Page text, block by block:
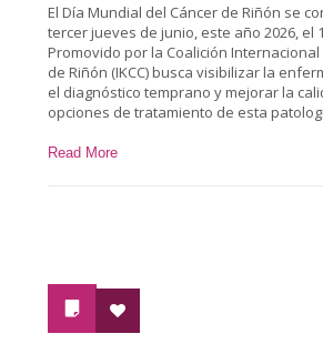
El Día Mundial del Cáncer de Riñón se
tercer jueves de junio, este año 2026, el
Promovido por la Coalición
de Riñón (IKCC) busca visibilizar la
el diagnóstico temprano y mejorar la
opciones de tratamiento de esta
Read More